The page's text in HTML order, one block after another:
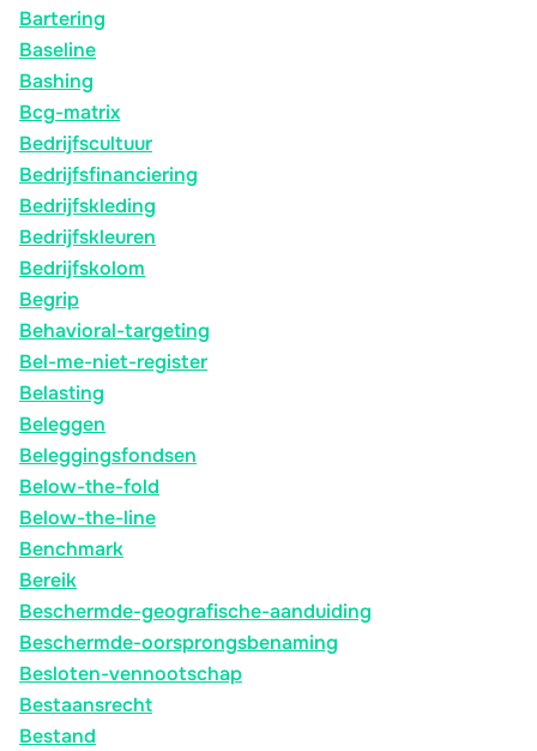
Bartering
Baseline
Bashing
Bcg-matrix
Bedrijfscultuur
Bedrijfsfinanciering
Bedrijfskleding
Bedrijfskleuren
Bedrijfskolom
Begrip
Behavioral-targeting
Bel-me-niet-register
Belasting
Beleggen
Beleggingsfondsen
Below-the-fold
Below-the-line
Benchmark
Bereik
Beschermde-geografische-aanduiding
Beschermde-oorsprongsbenaming
Besloten-vennootschap
Bestaansrecht
Bestand